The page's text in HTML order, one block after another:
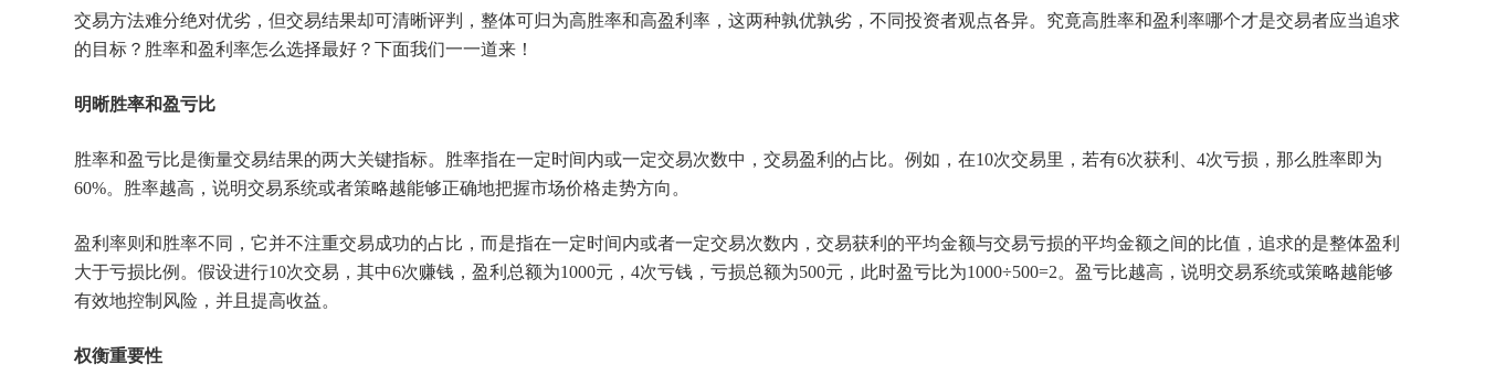
交易方法难分绝对优劣，但交易结果却可清晰评判，整体可归为高胜率和高盈利率，这两种孰优孰劣，不同投资者观点各异。究竟高胜率和盈利率哪个才是交易者应当追求
的目标？胜率和盈利率怎么选择最好？下面我们一一道来！
明晰胜率和盈亏比
胜率和盈亏比是衡量交易结果的两大关键指标。胜率指在一定时间内或一定交易次数中，交易盈利的占比。例如，在10次交易里，若有6次获利、4次亏损，那么胜率即为
60%。胜率越高，说明交易系统或者策略越能够正确地把握市场价格走势方向。
盈利率则和胜率不同，它并不注重交易成功的占比，而是指在一定时间内或者一定交易次数内，交易获利的平均金额与交易亏损的平均金额之间的比值，追求的是整体盈利
大于亏损比例。假设进行10次交易，其中6次赚钱，盈利总额为1000元，4次亏钱，亏损总额为500元，此时盈亏比为1000÷500=2。盈亏比越高，说明交易系统或策略越能够
有效地控制风险，并且提高收益。
权衡重要性